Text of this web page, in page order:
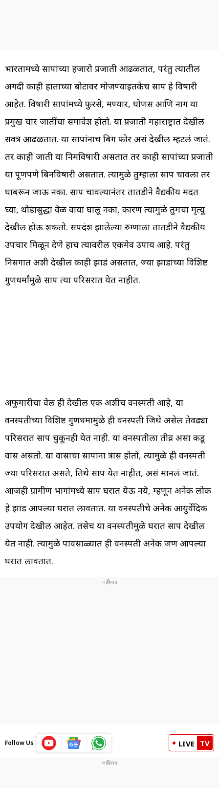
भारतामध्ये सापांच्या हजारो प्रजाती आढळतात, परंतु त्यातील
अगदी काही हाताच्या बोटावर मोजण्याइतकेच साप हे विषारी
आहेत. विषारी सापांमध्ये फुरसे, मण्यार, घोणस आणि नाग या
प्रमुख चार जातींचा समावेश होतो. या प्रजाती महाराष्ट्रात देखील
सर्वत्र आढळतात. या सापांनाच बिग फोर असं देखील म्हटलं जातं.
तर काही जाती या निमविषारी असतात तर काही सापांच्या प्रजाती
या पूर्णपणे बिनविषारी असतात. त्यामुळे तुम्हाला साप चावला तर
घाबरून जाऊ नका. साप चावल्यानंतर तातडीने वैद्यकीय मदत
घ्या, थोडासुद्धा वेळ वाया घालू नका, कारण त्यामुळे तुमचा मृत्यू
देखील होऊ शकतो. सर्पदंश झालेल्या रुग्णाला तातडीने वैद्यकीय
उपचार मिळून देणे हाच त्यावरील एकमेव उपाय आहे. परंतु
निसर्गात अशी देखील काही झाडं असतात, ज्या झाडांच्या विशिष्ट
गुणधर्मांमुळे साप त्या परिसरात येत नाहीत.
अफुमारीचा वेल ही देखील एक अशीच वनस्पती आहे, या
वनस्पतीच्या विशिष्ट गुणधर्मामुळे ही वनस्पती जिथे असेल तेवढ्या
परिसरात साप चुकूनही येत नाही. या वनस्पतीला तीव्र असा कडू
वास असतो. या वासाचा सापांना त्रास होतो, त्यामुळे ही वनस्पती
ज्या परिसरात असते, तिथे साप येत नाहीत, असं मानलं जातं.
आजही ग्रामीण भागांमध्ये साप घरात येऊ नये, म्हणून अनेक लोक
हे झाड आपल्या घरात लावतात. या वनस्पतीचे अनेक आयुर्वेदिक
उपयोग देखील आहेत. तसेच या वनस्पतीमुळे घरात साप देखील
येत नाही. त्यामुळे पावसाळ्यात ही वनस्पती अनेक जण आपल्या
घरात लावतात.
Follow Us LIVE TV